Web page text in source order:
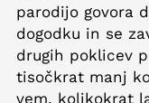
parodijo govora
dogodku in se
drugih poklicev
tisočkrat manj
vem, kolikokrat